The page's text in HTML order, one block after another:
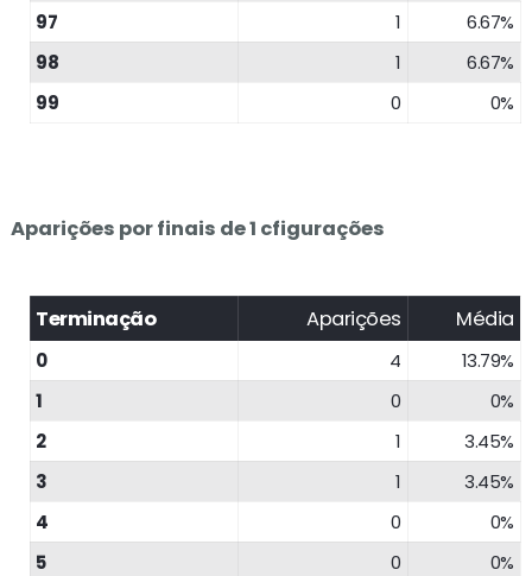
97
1
6.67%
98
1
6.67%
99
0 0%
Aparições por finais de 1 cfigurações
Terminação Aparições Média
0 4
13.79%
1
0
0%
2
1
3.45%
3
1
3.45%
4
0
0%
5
0
0%